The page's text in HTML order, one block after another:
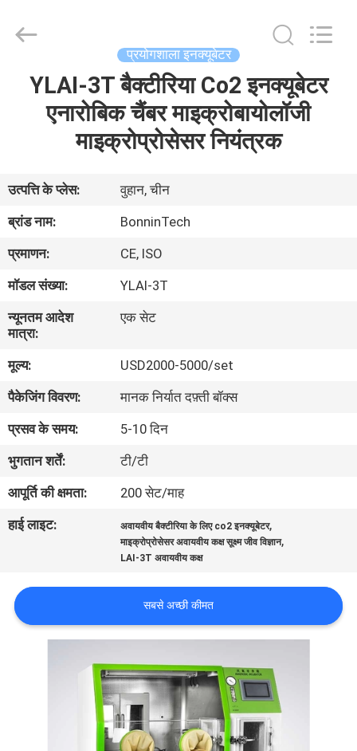
वीडियो
बारे
में
कारखाना
भ्रमण
गुणवत्ता
नियंत्रण
संपर्क
करें
एक
उद्धरण
Ltd..
Developed
प्रयोगशाला इनक्यूबेटर
YLAI-3T बैक्टीरिया Co2 इनक्यूबेटर
एनारोबिक चैंबर माइक्रोबायोलॉजी
माइक्रोप्रोसेसर नियंत्रक
उत्पत्ति के प्लेस:
वुहान, चीन
ब्रांड नाम:
BonninTech
प्रमाणन:
CE, ISO
मॉडल संख्या:
YLAI-3T
न्यूनतम आदेश
मात्रा:
एक सेट
मूल्य:
USD2000-5000/set
पैकेजिंग विवरण:
मानक निर्यात दफ़्ती बॉक्स
प्रसव के समय:
5-10 दिन
भुगतान शर्तें:
टी/टी
आपूर्ति की क्षमता:
200 सेट/माह
हाई लाइट:
अवायवीय बैक्टीरिया के लिए co2 इनक्यूबेटर,
माइक्रोप्रोसेसर अवायवीय कक्ष सूक्ष्म जीव विज्ञान,
LAI-3T अवायवीय कक्ष
सबसे अच्छी कीमत